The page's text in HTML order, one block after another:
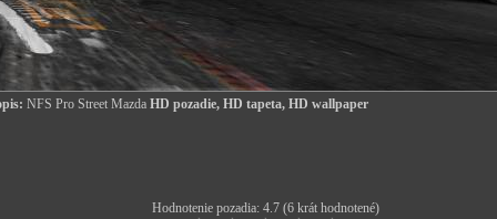
NFS Pro Street Mazda HD pozadie, HD tapeta, HD wallpaper
Hodnotenie pozadia: 4.7 (6 krát hodnotené)